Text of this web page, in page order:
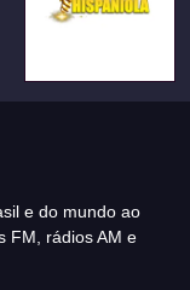
e do mundo ao
FM, rádios AM e